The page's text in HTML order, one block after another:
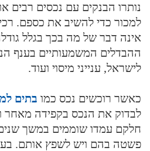
נותרו הבנקים עם נכסים רבים
למכור כדי להשיב את כספם.
אינה דבר של מה בכך בגלל
ההבדלים המשמעותיים בענף
לישראל, ענייני מיסוי ועוד.
כאשר רוכשים נכס כמו בתים
לבדוק את הנכס בקפידה מאחר
חלקם עמדו שוממים במשך
פשטה בהם ויש לשפץ אותם.